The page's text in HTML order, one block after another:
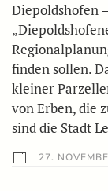
Diepoldshofen
finden sollen.
kleiner
von Erben, die
sind die Stadt
27.